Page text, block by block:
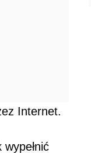
Internet.